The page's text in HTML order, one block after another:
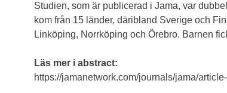
Studien, som är publicerad i Jama, var
kom från 15 länder, däribland Sverige och
Linköping, Norrköping och Örebro. Barnen
Läs mer i abstract:
https://jamanetwork.com/journals/jama/